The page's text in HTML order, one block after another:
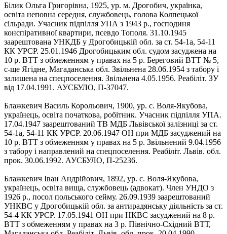
Білик Ольга Григорівна, 1925, ур. м. Дрогобич, українка,
освіта неповна середня, службовець, голова Колпецької
сільради. Учасник підпілля УПА з 1943 р., господиня
конспіративної квартири, псевдо Тополя. 31.10.1945
заарештована УНКДБ у Дрогобицькій обл. за ст. 54-1а, 54-11
КК УРСР. 25.01.1946 Дрогобицьким обл. судом засуджена на
10 р. ВТТ з обмеженням у правах на 5 р. Береговий ВТТ № 5,
с-ще Ягідне, Магаданська обл. Звільнена 28.06.1954 з табору і
залишена на спецпоселення. Звільнена 4.05.1956. Реабіліт. ЗУ
від 17.04.1991. АУСБУЛО, П-37047.
Блажкевич Василь Корольович, 1900, ур. с. Воля-Якубова,
українець, освіта початкова, робітник. Учасник підпілля УПА.
17.04.1947 заарештований ТВ МДБ Львівської залізниці за ст.
54‑1а, 54-11 КК УРСР. 20.06.1947 ОН при МДБ засуджений на
10 р. ВТТ з обмеженням у правах на 5 р. Звільнений 9.04.1956
з табору і направлений на спецпоселення. Реабіліт. Львів. обл.
прок. 30.06.1992. АУСБУЛО, П-25236.
Блажкевич Іван Андрійович, 1892, ур. с. Воля-Якубова,
українець, освіта вища, службовець (адвокат). Член УНДО з
1926 р., посол польського сейму. 26.09.1939 заарештований
УНКВС у Дрогобицькій обл. за антирадянську діяльність за ст.
54-4 КК УРСР. 17.05.1941 ОН при НКВС засуджений на 8 р.
ВТТ з обмеженням у правах на 3 р. Північно-Східний ВТТ,